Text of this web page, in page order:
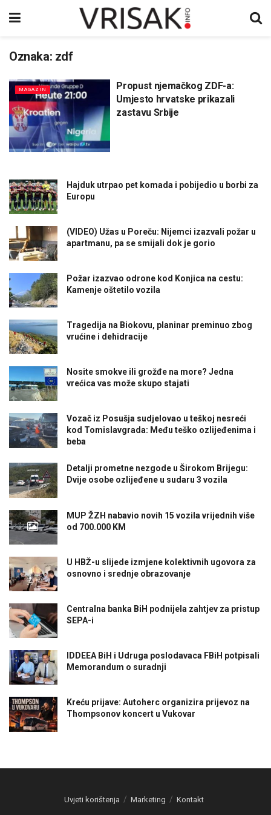
Oznaka: zdf
MAGAZIN
Propust njemačkog ZDF-a:
Umjesto hrvatske prikazali
zastavu Srbije
Hajduk utrpao pet komada i pobijedio u borbi za
Europu
(VIDEO) Užas u Poreču: Nijemci izazvali požar u
apartmanu, pa se smijali dok je gorio
Požar izazvao odrone kod Konjica na cestu:
Kamenje oštetilo vozila
Tragedija na Biokovu, planinar preminuo zbog
vrućine i dehidracije
Nosite smokve ili grožđe na more? Jedna
vrećica vas može skupo stajati
Vozač iz Posušja sudjelovao u teškoj nesreći
kod Tomislavgrada: Među teško ozlijeđenima i
beba
Detalji prometne nezgode u Širokom Brijegu:
Dvije osobe ozlijeđene u sudaru 3 vozila
MUP ŽZH nabavio novih 15 vozila vrijednih više
od 700.000 KM
U HBŽ-u slijede izmjene kolektivnih ugovora za
osnovno i srednje obrazovanje
Centralna banka BiH podnijela zahtjev za pristup
SEPA-i
IDDEEA BiH i Udruga poslodavaca FBiH potpisali
Memorandum o suradnji
Kreću prijave: Autoherc organizira prijevoz na
Thompsonov koncert u Vukovar
Uvjeti korištenja Marketing Kontakt